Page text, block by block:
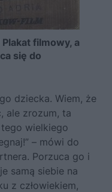
filmowy, a
się do
dziecka. Wiem, że
ale zrozum, ta
wielkiego
– mówi do
Porzuca go i
samą siebie na
z człowiekiem,